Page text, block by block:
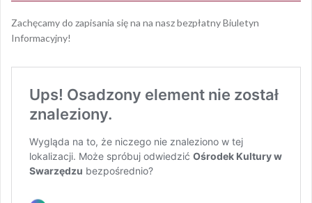
Zachęcamy do zapisania się na na nasz bezpłatny Biuletyn
Informacyjny!